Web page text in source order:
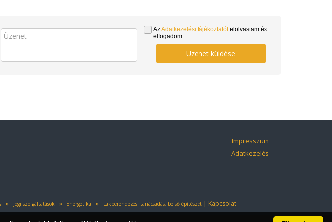
AzAdatkezelési tájékoztatótelolvastam és
elfogadom.
Üzenet küldése
Impresszum
Adatkezelés
» Jogi szolgáltatások » Energetika » Lakberendezési tanácsadás, belső építészet | Kapcsolat